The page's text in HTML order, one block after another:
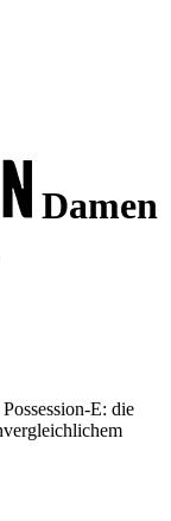
Damen
E: die